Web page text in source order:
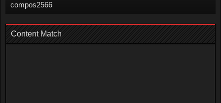
compos2566
Content Match